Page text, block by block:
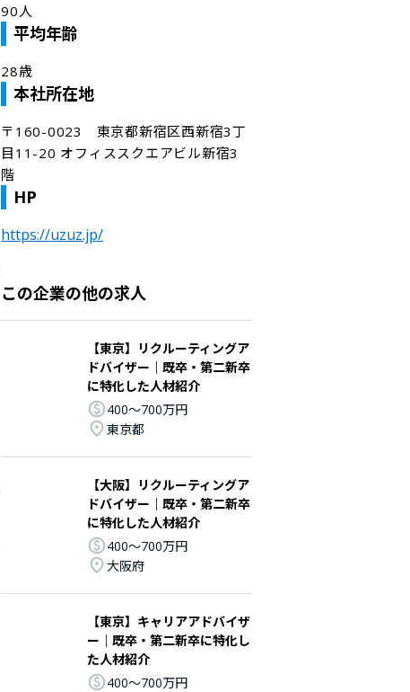
90人
平均年齢
28歳
本社所在地
〒160-0023　東京都新宿区西新宿3丁
目11-20 オフィススクエアビル新宿3
階
HP
https://uzuz.jp/
この企業の他の求人
【東京】リクルーティングア
ドバイザー｜既卒・第二新卒
に特化した人材紹介
400〜700万円
東京都
【大阪】リクルーティングア
ドバイザー｜既卒・第二新卒
に特化した人材紹介
400〜700万円
大阪府
【東京】キャリアアドバイザ
ー｜既卒・第二新卒に特化し
た人材紹介
400〜700万円